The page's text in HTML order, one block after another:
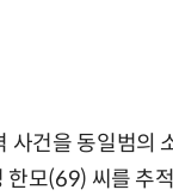
사건을 동일범의
한모(69) 씨를 추